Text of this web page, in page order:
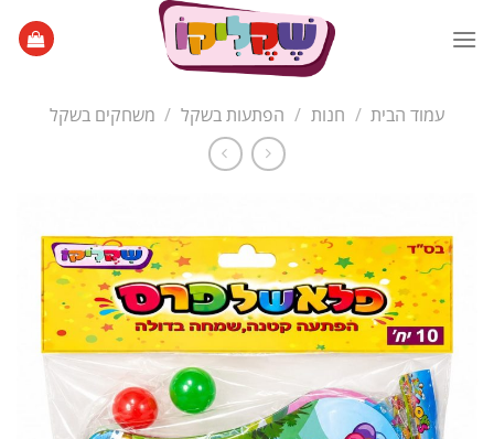
עמוד הבית / חנות / הפתעות בשקל / משחקים בשקל